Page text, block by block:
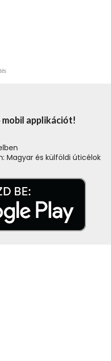
applikációt!
Magyar és külföldi úticélok